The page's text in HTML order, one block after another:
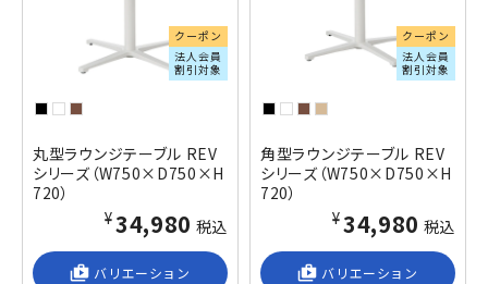
クーポン
法人会員
割引対象
丸型ラウンジテーブル REV
シリーズ（W750×D750×H
720）
¥34,980 税込
shop_2 バリエーション
クーポン
法人会員
割引対象
角型ラウンジテーブル REV
シリーズ（W750×D750×H
720）
¥34,980 税込
shop_2 バリエーション